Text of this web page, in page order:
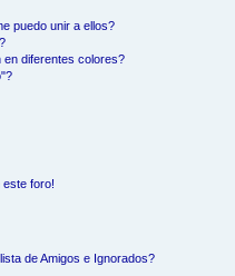
puedo unir a ellos?
diferentes colores?
este foro!
de Amigos e Ignorados?